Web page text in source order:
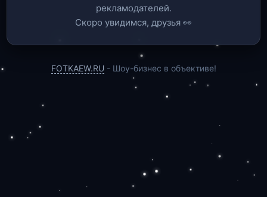
рекламодателей.
Скоро увидимся, друзья 👀
FOTKAEW.RU - Шоу-бизнес в объективе!